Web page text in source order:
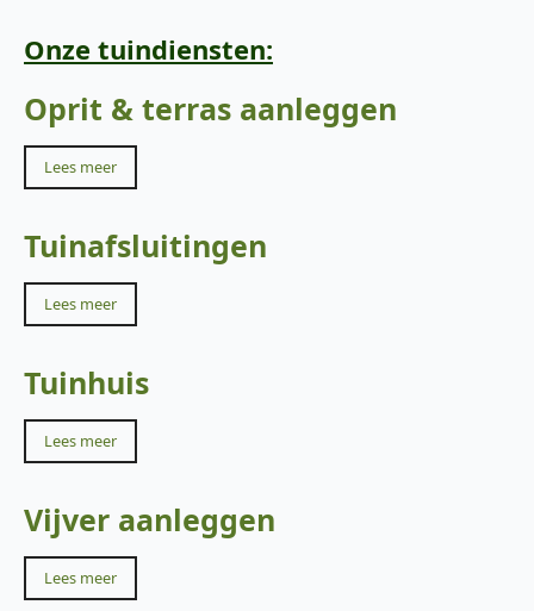
Onze tuindiensten:
Oprit & terras aanleggen
Lees meer
Tuinafsluitingen
Lees meer
Tuinhuis
Lees meer
Vijver aanleggen
Lees meer